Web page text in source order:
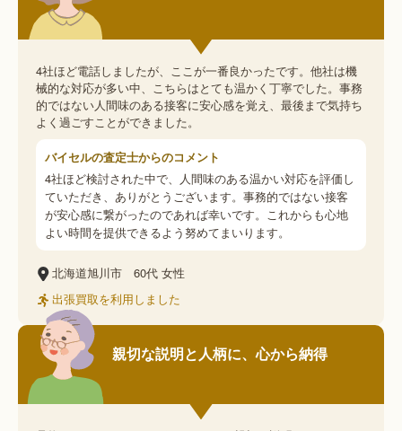
4社ほど電話しましたが、ここが一番良かったです。他社は機
械的な対応が多い中、こちらはとても温かく丁寧でした。事務
的ではない人間味のある接客に安心感を覚え、最後まで気持ち
よく過ごすことができました。
バイセルの査定士からのコメント
4社ほど検討された中で、人間味のある温かい対応を評価し
ていただき、ありがとうございます。事務的ではない接客
が安心感に繋がったのであれば幸いです。これからも心地
よい時間を提供できるよう努めてまいります。
北海道旭川市 60代 女性
出張買取を利用しました
親切な説明と人柄に、心から納得